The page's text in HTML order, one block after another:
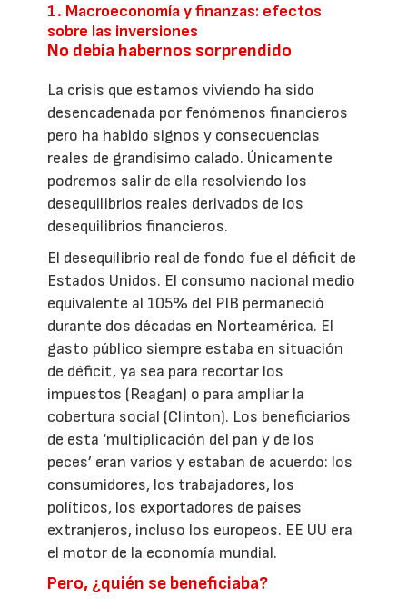
1. Macroeconomía y finanzas: efectos
sobre las inversiones
No debía habernos sorprendido
La crisis que estamos viviendo ha sido
desencadenada por fenómenos financieros
pero ha habido signos y consecuencias
reales de grandísimo calado. Únicamente
podremos salir de ella resolviendo los
desequilibrios reales derivados de los
desequilibrios financieros.
El desequilibrio real de fondo fue el déficit de
Estados Unidos. El consumo nacional medio
equivalente al 105% del PIB permaneció
durante dos décadas en Norteamérica. El
gasto público siempre estaba en situación
de déficit, ya sea para recortar los
impuestos (Reagan) o para ampliar la
cobertura social (Clinton). Los beneficiarios
de esta ‘multiplicación del pan y de los
peces’ eran varios y estaban de acuerdo: los
consumidores, los trabajadores, los
políticos, los exportadores de países
extranjeros, incluso los europeos. EE UU era
el motor de la economía mundial.
Pero, ¿quién se beneficiaba?